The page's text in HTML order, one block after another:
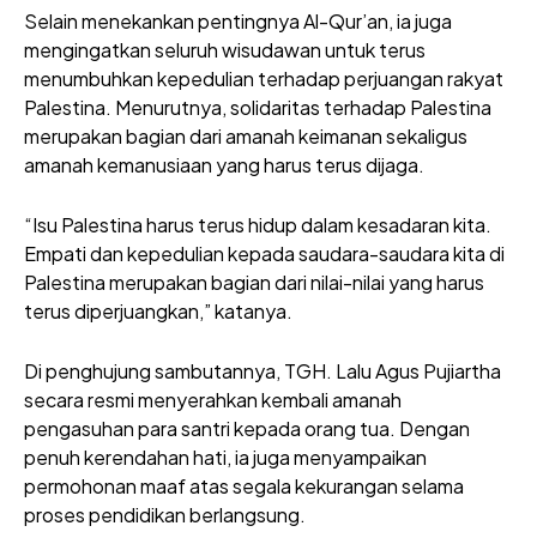
Selain menekankan pentingnya Al-Qur’an, ia juga
mengingatkan seluruh wisudawan untuk terus
menumbuhkan kepedulian terhadap perjuangan rakyat
Palestina. Menurutnya, solidaritas terhadap Palestina
merupakan bagian dari amanah keimanan sekaligus
amanah kemanusiaan yang harus terus dijaga.
“Isu Palestina harus terus hidup dalam kesadaran kita.
Empati dan kepedulian kepada saudara-saudara kita di
Palestina merupakan bagian dari nilai-nilai yang harus
terus diperjuangkan,” katanya.
Di penghujung sambutannya, TGH. Lalu Agus Pujiartha
secara resmi menyerahkan kembali amanah
pengasuhan para santri kepada orang tua. Dengan
penuh kerendahan hati, ia juga menyampaikan
permohonan maaf atas segala kekurangan selama
proses pendidikan berlangsung.